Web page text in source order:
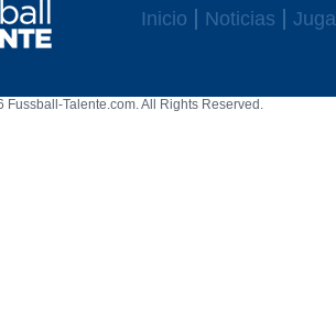
Inicio Noticias
Talente.com. All Rights Reserved.